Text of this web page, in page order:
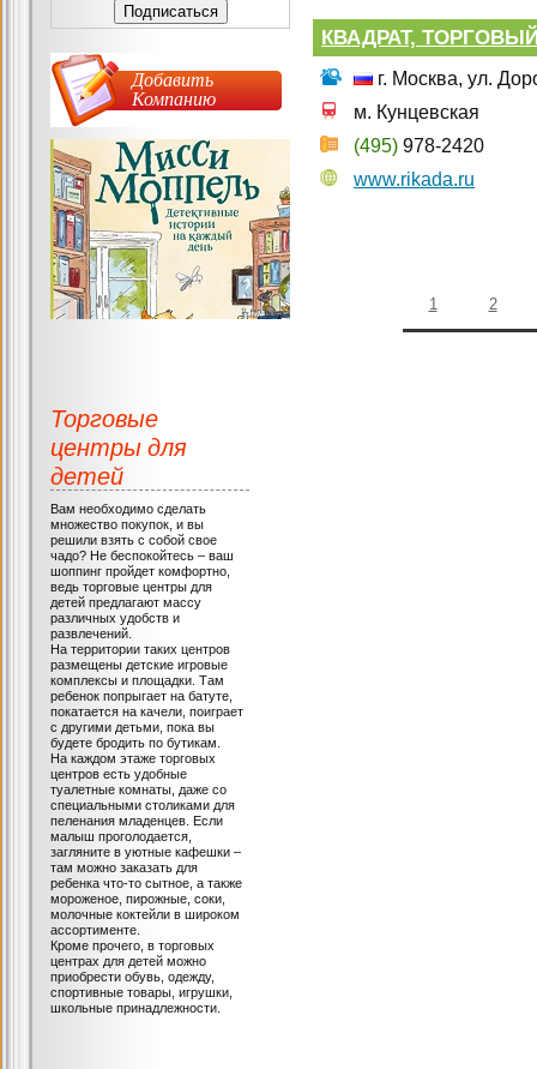
КВАДРАТ,
г. Москва, ул.
м. Кунцевская
(495) 978-2420
www.rikada.ru
1 2
Добавить
Компанию
Торговые
центры для
детей
Вам необходимо сделать
множество покупок, и вы
решили взять с собой свое
чадо? Не беспокойтесь – ваш
шоппинг пройдет комфортно,
ведь торговые центры для
детей предлагают массу
различных удобств и
развлечений.
На территории таких центров
размещены детские игровые
комплексы и площадки. Там
ребенок попрыгает на батуте,
покатается на качели, поиграет
с другими детьми, пока вы
будете бродить по бутикам.
На каждом этаже торговых
центров есть удобные
туалетные комнаты, даже со
специальными столиками для
пеленания младенцев. Если
малыш проголодается,
загляните в уютные кафешки –
там можно заказать для
ребенка что-то сытное, а также
мороженое, пирожные, соки,
молочные коктейли в широком
ассортименте.
Кроме прочего, в торговых
центрах для детей можно
приобрести обувь, одежду,
спортивные товары, игрушки,
школьные принадлежности.